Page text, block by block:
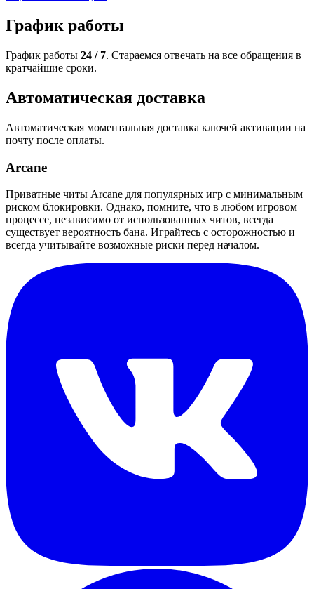
График работы
График работы 24 / 7. Стараемся отвечать на все обращения в
кратчайшие сроки.
Автоматическая доставка
Автоматическая моментальная доставка ключей активации на
почту после оплаты.
Arcane
Приватные читы Arcane для популярных игр с минимальным
риском блокировки. Однако, помните, что в любом игровом
процессе, независимо от использованных читов, всегда
существует вероятность бана. Играйтесь с осторожностью и
всегда учитывайте возможные риски перед началом.